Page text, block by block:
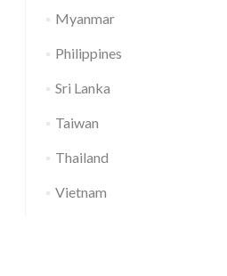
Myanmar
Philippines
Sri Lanka
Taiwan
Thailand
Vietnam